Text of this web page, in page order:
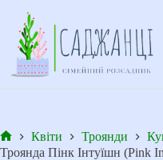
вмісту
Головна
Квіти Троянди
Троянда Пінк Інтуїшн (Pink